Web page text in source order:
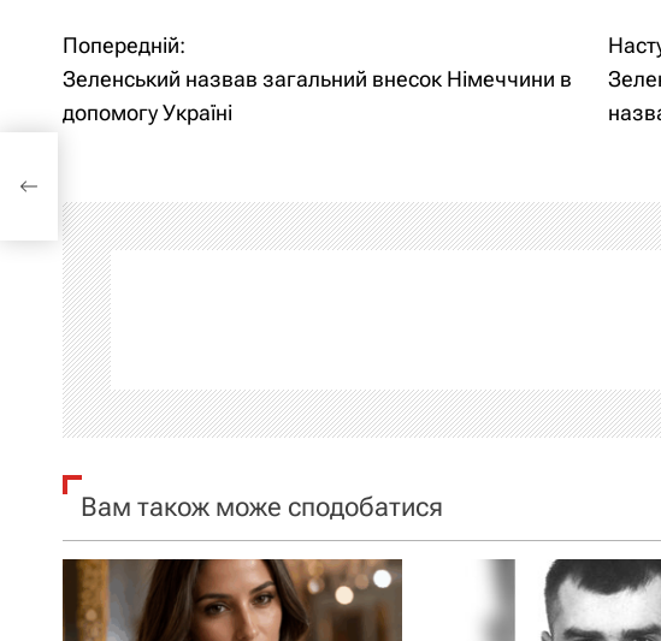
Н
а
і
г
а
ц
і
я
а
п
Попередній:
Зеленський назвав загальний внесок Німеччини в
допомогу Україні
Вам також може сподобатися